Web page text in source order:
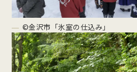
©金沢市「氷室の仕込み」